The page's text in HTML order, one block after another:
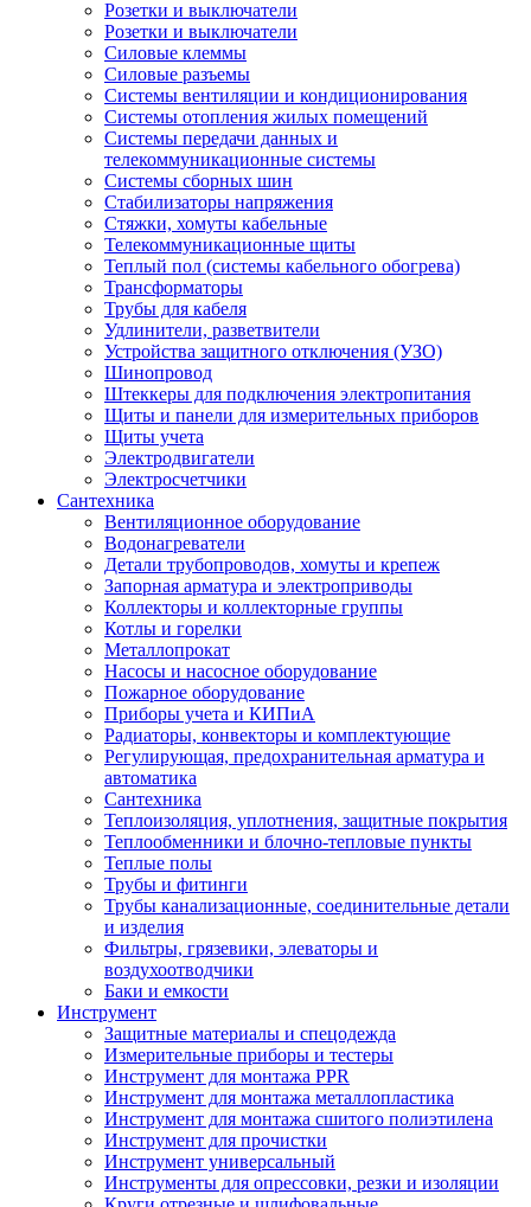
Розетки и выключатели
Розетки и выключатели
Силовые клеммы
Силовые разъемы
Системы вентиляции и кондиционирования
Системы отопления жилых помещений
Системы передачи данных и
телекоммуникационные системы
Системы сборных шин
Стабилизаторы напряжения
Стяжки, хомуты кабельные
Телекоммуникационные щиты
Теплый пол (системы кабельного обогрева)
Трансформаторы
Трубы для кабеля
Удлинители, разветвители
Устройства защитного отключения (УЗО)
Шинопровод
Штеккеры для подключения электропитания
Щиты и панели для измерительных приборов
Щиты учета
Электродвигатели
Электросчетчики
Сантехника
Вентиляционное оборудование
Водонагреватели
Детали трубопроводов, хомуты и крепеж
Запорная арматура и электроприводы
Коллекторы и коллекторные группы
Котлы и горелки
Металлопрокат
Насосы и насосное оборудование
Пожарное оборудование
Приборы учета и КИПиА
Радиаторы, конвекторы и комплектующие
Регулирующая, предохранительная арматура и
автоматика
Сантехника
Теплоизоляция, уплотнения, защитные покрытия
Теплообменники и блочно-тепловые пункты
Теплые полы
Трубы и фитинги
Трубы канализационные, соединительные детали
и изделия
Фильтры, грязевики, элеваторы и
воздухоотводчики
Баки и емкости
Инструмент
Защитные материалы и спецодежда
Измерительные приборы и тестеры
Инструмент для монтажа PPR
Инструмент для монтажа металлопластика
Инструмент для монтажа сшитого полиэтилена
Инструмент для прочистки
Инструмент универсальный
Инструменты для опрессовки, резки и изоляции